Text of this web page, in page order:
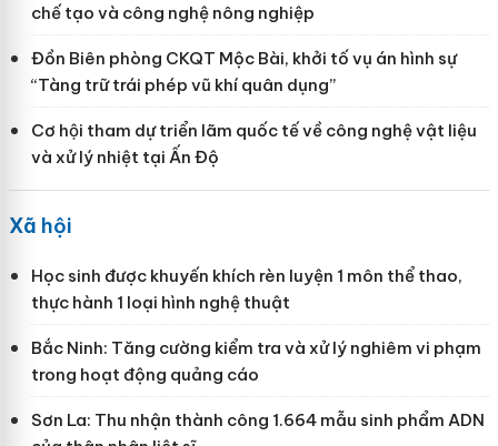
chế tạo và công nghệ nông nghiệp
Đồn Biên phòng CKQT Mộc Bài, khởi tố vụ án hình sự
“Tàng trữ trái phép vũ khí quân dụng”
Cơ hội tham dự triển lãm quốc tế về công nghệ vật liệu
và xử lý nhiệt tại Ấn Độ
Xã hội
Học sinh được khuyến khích rèn luyện 1 môn thể thao,
thực hành 1 loại hình nghệ thuật
Bắc Ninh: Tăng cường kiểm tra và xử lý nghiêm vi phạm
trong hoạt động quảng cáo
Sơn La: Thu nhận thành công 1.664 mẫu sinh phẩm ADN